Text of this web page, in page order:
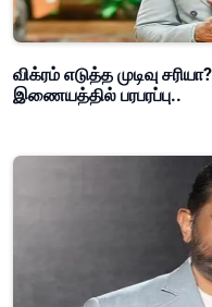
விக்ரம் எடுத்த முடிவு
இணையத்தில் பரபரப்பு..